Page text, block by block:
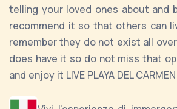
telling your loved ones about and
recommend it so that others can
remember they do not exist all
does have it so do not miss that
and enjoy it LIVE PLAYA DEL CARMEN